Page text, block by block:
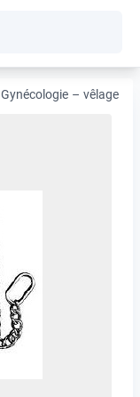
Gynécologie – vêlage